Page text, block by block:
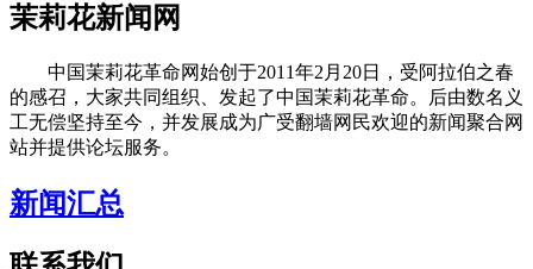
茉莉花新闻网
中国茉莉花革命网始创于2011年2月20日，受阿拉伯之春
的感召，大家共同组织、发起了中国茉莉花革命。后由数名义
工无偿坚持至今，并发展成为广受翻墙网民欢迎的新闻聚合网
站并提供论坛服务。
新闻汇总